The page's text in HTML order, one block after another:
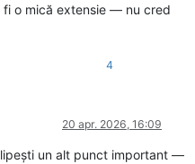
fi o mică extensie — nu cred
4
20 apr. 2026, 16:09
un alt punct important —